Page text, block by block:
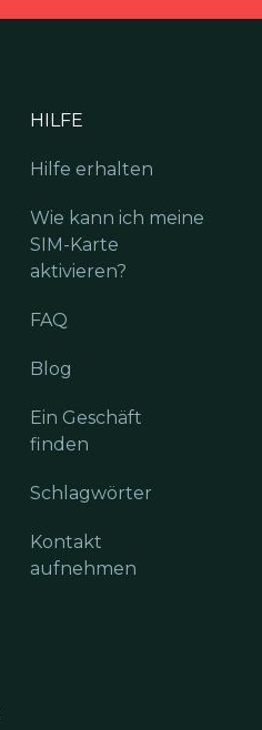
HILFE
Hilfe erhalten
Wie kann ich meine
SIM-Karte
aktivieren?
FAQ
Blog
Ein Geschäft
finden
Schlagwörter
Kontakt
aufnehmen